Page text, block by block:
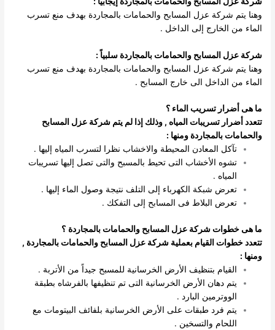
وهنا يتم شركة عزل المسابح والحمامات بالمجاردة بهدف منع تسرب
الماء من الخارج إلى الداخل .
شركة عزل المسابح والحمامات بالمجاردة سلبياً :
وهنا يتم شركة عزل المسابح والحمامات بالمجاردة بهدف منع تسرب
الماء من الداخل الى خارج المسابح .
ما هى أضرار تسريب الماء ؟
تتعدد أضرار تسريبات المياه , وذلك إذا لم يتم شركة عزل المسابح
والحمامات بالمجاردة ومنها :
تآكل المعادن المحيطة والاخشاب نظرا لتسرب المياه إليها .
تشوه الأخشاب التى تحيط بالمسبح والتى تصل إليها تسريبات
المياه .
تعرض شبكة الكهرباء إلى التلف نتيجة وصول الماء إليها .
تعرض البلاط فى المسابح إلى التفكك .
ما هى خطوات شركة عزل المسابح والحمامات بالمجاردة ؟
تتعدد خطوات القيام بعملية شركة عزل المسابح والحمامات بالمجاردة ,
ومنها :
القيام بتنظيف الأرض الخرسانية للمسبح جيداً من الأتربة .
يتم دهان الأرض الخرسانية التى تم تنظيفها بالفرشاه بطبقة
الووترمين البارد .
يتم فرد طبقات على الأرض الخرسانية بلفائف البيتومات مع
اللحام والتسخين .